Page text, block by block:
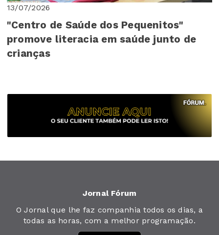
13/07/2026
"Centro de Saúde dos Pequenitos"
promove literacia em saúde junto de
crianças
Jornal Fórum
O Jornal que lhe faz companhia todos os dias, a
todas as horas, com a melhor programação.